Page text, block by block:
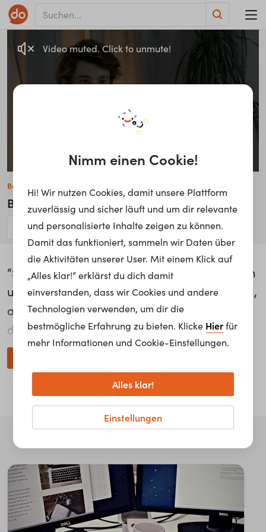
Video muted. Click to unmute!
Ben Paul
Blogger, Productivity Coach, Education Punk
“Selbst wenn alle in den Fußballverein rennen
und du Bock hast zu singen, dann geh singen,
auch wenn alle über dich lachen”, wäre einer
der Ratschläge, die Ben Paul seinem 14-
jährigen Ich gerne mitgeben würde. Als
Education Punk, Produktivitätscoach und
Blogger der Seite anti-uni.com schätzt er die
Freiheit in allen Lebenslagen. Die
Einschränkung in seinem Job ist
dementsprechend, “dass ich mich selbst
organisieren muss.”
Nimm einen Cookie!
Hi! Wir nutzen Cookies, damit unsere Plattform
zuverlässig und sicher läuft und um dir relevante
und personalisierte Inhalte zeigen zu können.
Damit das funktioniert, sammeln wir Daten über
die Aktivitäten unserer User. Mit einem Klick auf
„Alles klar!“ erklärst du dich damit
einverstanden, dass wir Cookies und andere
Technologien verwenden, um dir die
bestmögliche Erfahrung zu bieten. Klicke Hierfür
mehr Informationen und Cookie-Einstellungen.
Einstellungen
Alles klar!